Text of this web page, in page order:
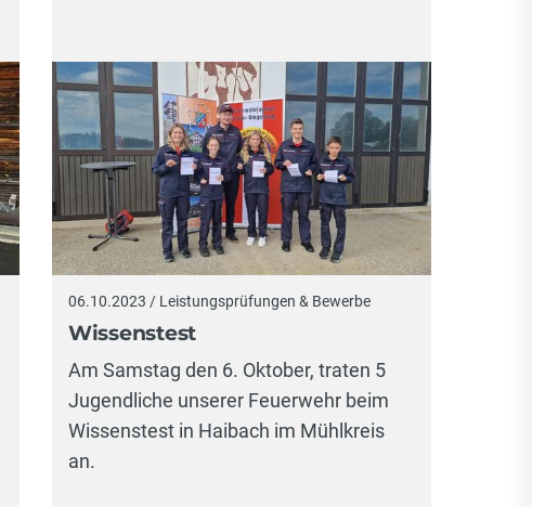
06.10.2023 / Leistungsprüfungen & Bewerbe
Wissenstest
Am Samstag den 6. Oktober, traten 5
Jugendliche unserer Feuerwehr beim
Wissenstest in Haibach im Mühlkreis
an.